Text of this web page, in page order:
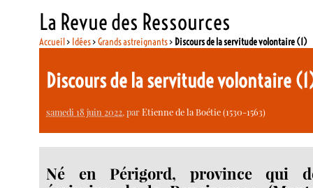
La Revue des Ressources
Accueil> Idées>Grands astreignants> Discours de la servitude volontaire (1)
Discours de la servitude volontaire
samedi 18 juin 2022, parEtienne de la Boétie (1530-1563)
Né en Périgord, province qui